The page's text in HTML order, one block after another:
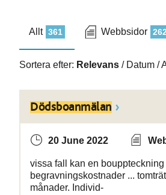
361
Allt 262
Webbsidor
Sortera efter: Relevans / Datum /
Dödsboanmälan
20 June 2022
vissa fall kan en
begravningskostnader ...
månader. Individ-